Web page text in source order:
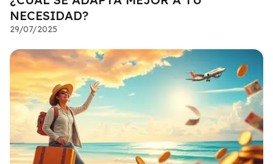
NECESIDAD?
29/07/2025